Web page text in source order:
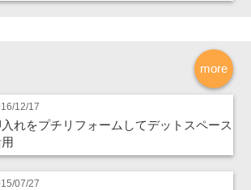
more
12/17
れをプチリフォームしてデットスペース
07/27